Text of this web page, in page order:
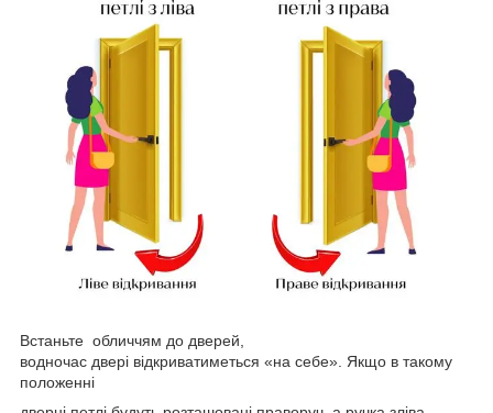
Встаньте обличчям до дверей,
водночас двері відкриватиметься «на себе». Якщо в такому
положенні